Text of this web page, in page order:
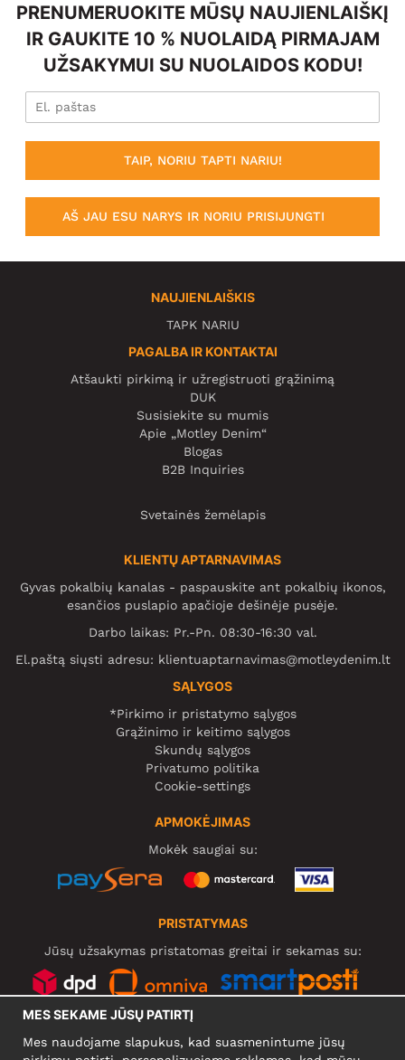
PRENUMERUOKITE MŪSŲ NAUJIENLAIŠKĮ
IR GAUKITE 10 % NUOLAIDĄ PIRMAJAM
UŽSAKYMUI SU NUOLAIDOS KODU!
TAIP, NORIU TAPTI NARIU!
AŠ JAU ESU NARYS IR NORIU PRISIJUNGTI
NAUJIENLAIŠKIS
TAPK NARIU
PAGALBA IR KONTAKTAI
Atšaukti pirkimą ir užregistruoti grąžinimą
DUK
Susisiekite su mumis
Apie „Motley Denim“
Blogas
B2B Inquiries
Svetainės žemėlapis
KLIENTŲ APTARNAVIMAS
Gyvas pokalbių kanalas - paspauskite ant pokalbių ikonos,
esančios puslapio apačioje dešinėje pusėje.
Darbo laikas: Pr.-Pn. 08:30-16:30 val.
El.paštą siųsti adresu: klientuaptarnavimas@motleydenim.lt
SĄLYGOS
*Pirkimo ir pristatymo sąlygos
Grąžinimo ir keitimo sąlygos
Skundų sąlygos
Privatumo politika
Cookie-settings
APMOKĖJIMAS
Mokėk saugiai su:
PRISTATYMAS
Jūsų užsakymas pristatomas greitai ir sekamas su:
MES SEKAME JŪSŲ PATIRTĮ
Mes naudojame slapukus, kad suasmenintume jūsų